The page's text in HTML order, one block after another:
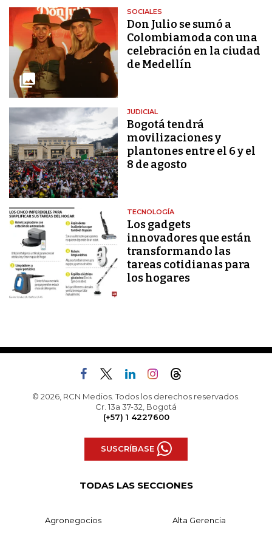
SOCIALES
Don Julio se sumó a
Colombiamoda con una
celebración en la ciudad
de Medellín
JUDICIAL
Bogotá tendrá
movilizaciones y
plantones entre el 6 y el
8 de agosto
TECNOLOGÍA
Los gadgets
innovadores que están
transformando las
tareas cotidianas para
los hogares
© 2026, RCN Medios. Todos los derechos reservados.
Cr. 13a 37-32, Bogotá
(+57) 1 4227600
SUSCRÍBASE
TODAS LAS SECCIONES
Agronegocios Alta Gerencia